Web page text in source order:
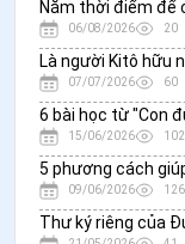
Năm thời điểm để
06/08/2026 20
Là người Kitô hữu
07/07/2026 60
15/06/2026 102
09/06/2026 126